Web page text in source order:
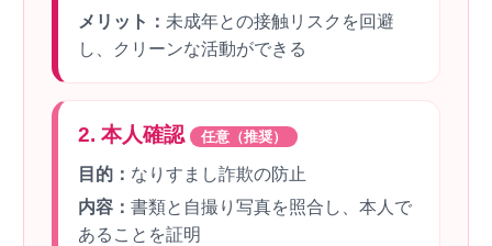
メリット： 未成年との接触リスクを回避
し、クリーンな活動ができる
2. 本人確認 任意（推奨）
目的： なりすまし詐欺の防止
内容： 書類と自撮り写真を照合し、本人で
あることを証明